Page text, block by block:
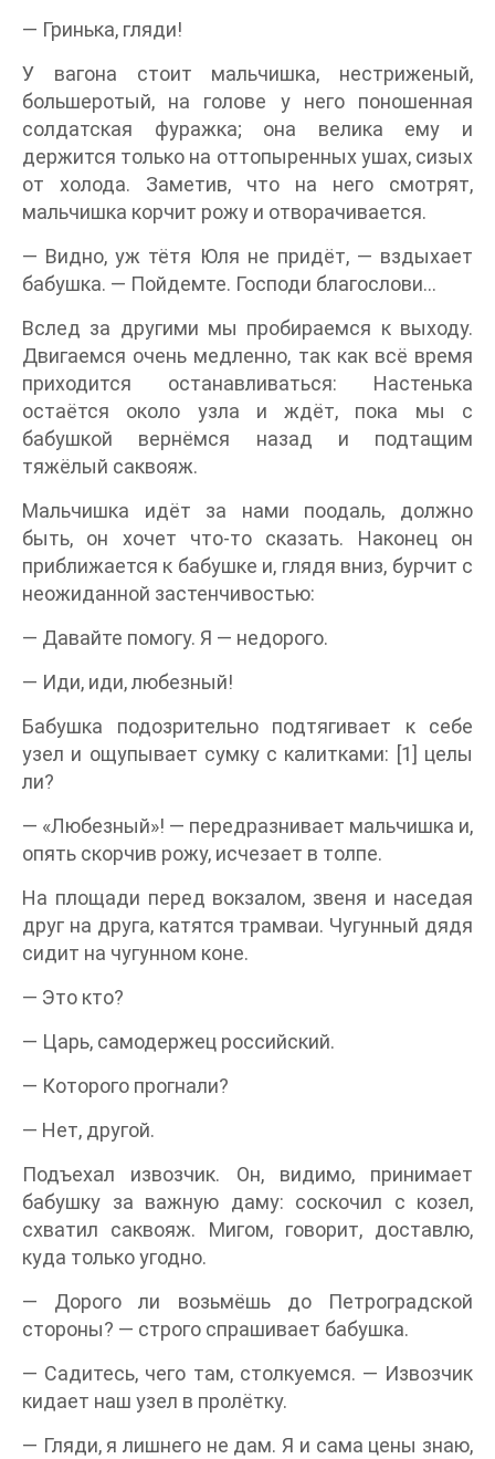
— Гринька, гляди!
У вагона стоит мальчишка, нестриженый,
большеротый, на голове у него поношенная
солдатская фуражка; она велика ему и
держится только на оттопыренных ушах, сизых
от холода. Заметив, что на него смотрят,
мальчишка корчит рожу и отворачивается.
— Видно, уж тётя Юля не придёт, — вздыхает
бабушка. — Пойдемте. Господи благослови…
Вслед за другими мы пробираемся к выходу.
Двигаемся очень медленно, так как всё время
приходится останавливаться: Настенька
остаётся около узла и ждёт, пока мы с
бабушкой вернёмся назад и подтащим
тяжёлый саквояж.
Мальчишка идёт за нами поодаль, должно
быть, он хочет что-то сказать. Наконец он
приближается к бабушке и, глядя вниз, бурчит с
неожиданной застенчивостью:
— Давайте помогу. Я — недорого.
— Иди, иди, любезный!
Бабушка подозрительно подтягивает к себе
узел и ощупывает сумку с калитками: [1] целы
ли?
— «Любезный»! — передразнивает мальчишка и,
опять скорчив рожу, исчезает в толпе.
На площади перед вокзалом, звеня и наседая
друг на друга, катятся трамваи. Чугунный дядя
сидит на чугунном коне.
— Это кто?
— Царь, самодержец российский.
— Которого прогнали?
— Нет, другой.
Подъехал извозчик. Он, видимо, принимает
бабушку за важную даму: соскочил с козел,
схватил саквояж. Мигом, говорит, доставлю,
куда только угодно.
— Дорого ли возьмёшь до Петроградской
стороны? — строго спрашивает бабушка.
— Садитесь, чего там, столкуемся. — Извозчик
кидает наш узел в пролётку.
— Гляди, я лишнего не дам. Я и сама цены знаю,